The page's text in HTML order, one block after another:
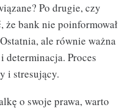
Po drugie, czy
że bank nie poinformował
ale równie ważna
determinacja. Proces
i stresujący.
o swoje prawa, warto